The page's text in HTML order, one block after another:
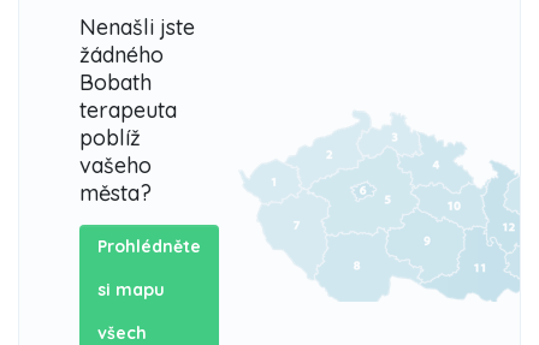
Nenašli jste
žádného
Bobath
terapeuta
poblíž
vašeho
města?
Prohlédněte
si mapu
všech